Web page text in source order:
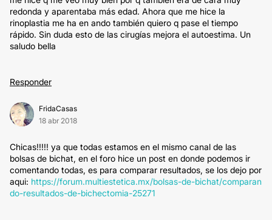
redonda y aparentaba más edad. Ahora que me hice la
rinoplastia me ha en ando también quiero q pase el tiempo
rápido. Sin duda esto de las cirugías mejora el autoestima. Un
saludo bella
Responder
FridaCasas
18 abr 2018
Chicas!!!!! ya que todas estamos en el mismo canal de las
bolsas de bichat, en el foro hice un post en donde podemos ir
comentando todas, es para comparar resultados, se los dejo por
aqui: https://forum.multiestetica.mx/bolsas-de-bichat/comparan
do-resultados-de-bichectomia-25271